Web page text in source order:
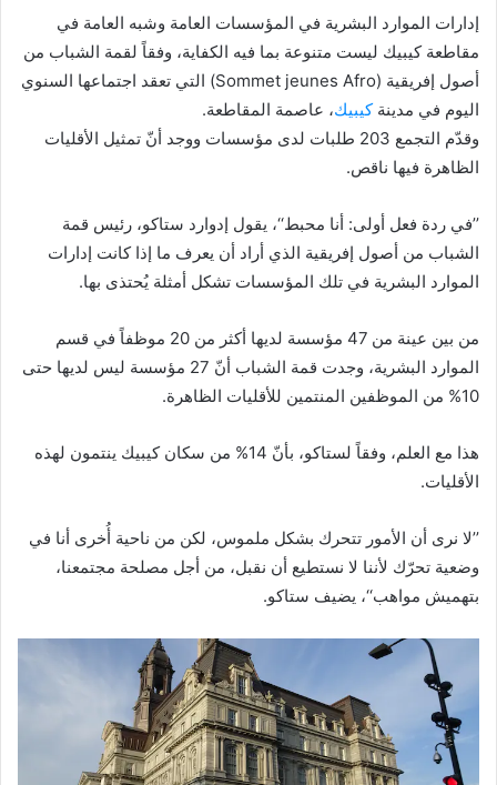
إدارات الموارد البشرية في المؤسسات العامة وشبه العامة في
مقاطعة كيبيك ليست متنوعة بما فيه الكفاية، وفقاً لقمة الشباب من
أصول إفريقية (Sommet jeunes Afro) التي تعقد اجتماعها السنوي
اليوم في مدينةكيبيك، عاصمة المقاطعة.
وقدّم التجمع 203 طلبات لدى مؤسسات ووجد أنّ تمثيل الأقليات
الظاهرة فيها ناقص.
’’في ردة فعل أولى: أنا محبط‘‘، يقول إدوارد ستاكو، رئيس قمة
الشباب من أصول إفريقية الذي أراد أن يعرف ما إذا كانت إدارات
الموارد البشرية في تلك المؤسسات تشكل أمثلة يُحتذى بها.
من بين عينة من 47 مؤسسة لديها أكثر من 20 موظفاً في قسم
الموارد البشرية، وجدت قمة الشباب أنّ 27 مؤسسة ليس لديها حتى
10% من الموظفين المنتمين للأقليات الظاهرة.
هذا مع العلم، وفقاً لستاكو، بأنّ 14% من سكان كيبيك ينتمون لهذه
الأقليات.
’’لا نرى أن الأمور تتحرك بشكل ملموس، لكن من ناحية أُخرى أنا في
وضعية تحرّك لأننا لا نستطيع أن نقبل، من أجل مصلحة مجتمعنا،
بتهميش مواهب‘‘، يضيف ستاكو.